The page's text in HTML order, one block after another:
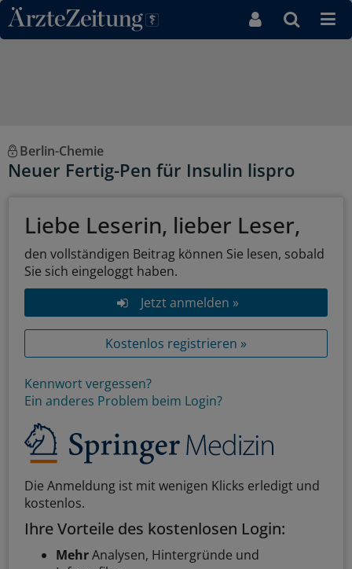
Direkt zum Inhaltsbereich
Berlin-Chemie
Neuer Fertig-Pen für Insulin lispro
Liebe Leserin, lieber Leser,
den vollständigen Beitrag können Sie lesen, sobald
Sie sich eingeloggt haben.
Jetzt anmelden »
Kostenlos registrieren »
Kennwort vergessen?
Ein anderes Problem beim Login?
Die Anmeldung ist mit wenigen Klicks erledigt und
kostenlos.
Ihre Vorteile des kostenlosen Login:
MehrAnalysen, Hintergründe und